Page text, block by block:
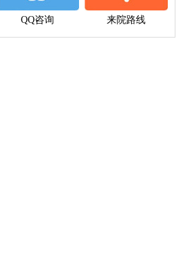
QQ咨询 来院路线